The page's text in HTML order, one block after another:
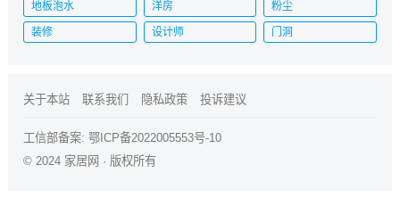
地板泡水 洋房 粉尘
装修 设计师 门洞
关于本站 联系我们 隐私政策 投诉建议
工信部备案: 鄂ICP备2022005553号-10
© 2024 家居网 · 版权所有